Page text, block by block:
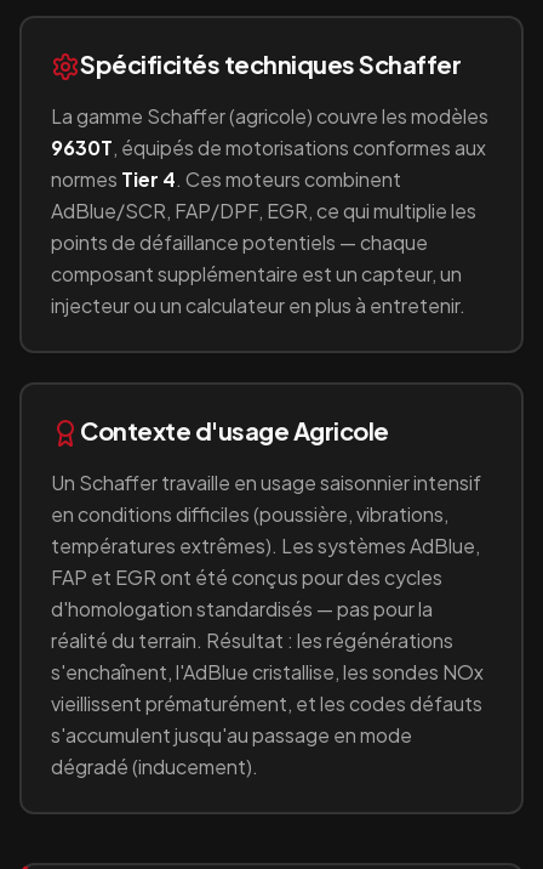
Spécificités techniquesSchaffer
La gamme Schaffer(agricole) couvre les modèles
9630T, équipésde motorisations conformes aux
normes Tier 4. Ces moteurs combinent
AdBlue/SCR, FAP/DPF, EGR, ce qui multiplie les
points de défaillance potentiels — chaque
composant supplémentaire est un capteur, un
injecteur ou un calculateur en plus à entretenir.
Contexte d'usageAgricole
Un Schaffertravaille enusage saisonnier intensif
en conditions difficiles (poussière, vibrations,
températures extrêmes). Les systèmes AdBlue,
FAP et EGR ont été conçus pour des cycles
d'homologation standardisés — pas pour la
réalité du terrain. Résultat : les régénérations
s'enchaînent, l'AdBlue cristallise, les sondes NOx
vieillissent prématurément, et les codes défauts
s'accumulent jusqu'au passage en mode
dégradé (inducement).